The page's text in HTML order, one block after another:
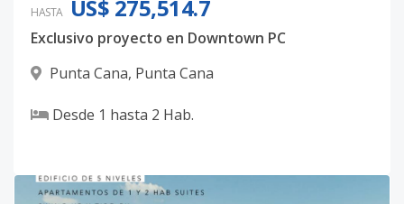
HASTA US$ 275,514.7
Exclusivo proyecto en Downtown PC
Punta Cana, Punta Cana
Desde 1 hasta 2 Hab.